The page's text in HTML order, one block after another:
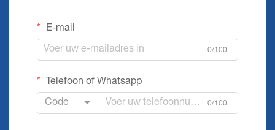
E-mail
0/100
Telefoon of Whatsapp
Code 0/100